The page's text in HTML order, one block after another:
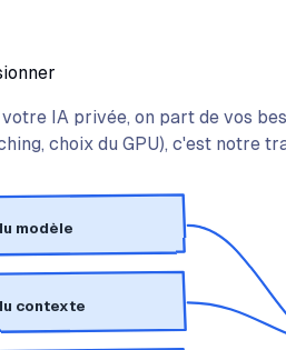
IA privée, on part de vos
choix du GPU), c'est notre
modèle
contexte